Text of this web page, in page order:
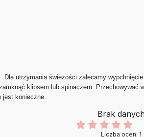
utrzymania świeżości zalecamy
klipsem lub spinaczem.
jest konieczne.
Brak
Liczba ocen: 1